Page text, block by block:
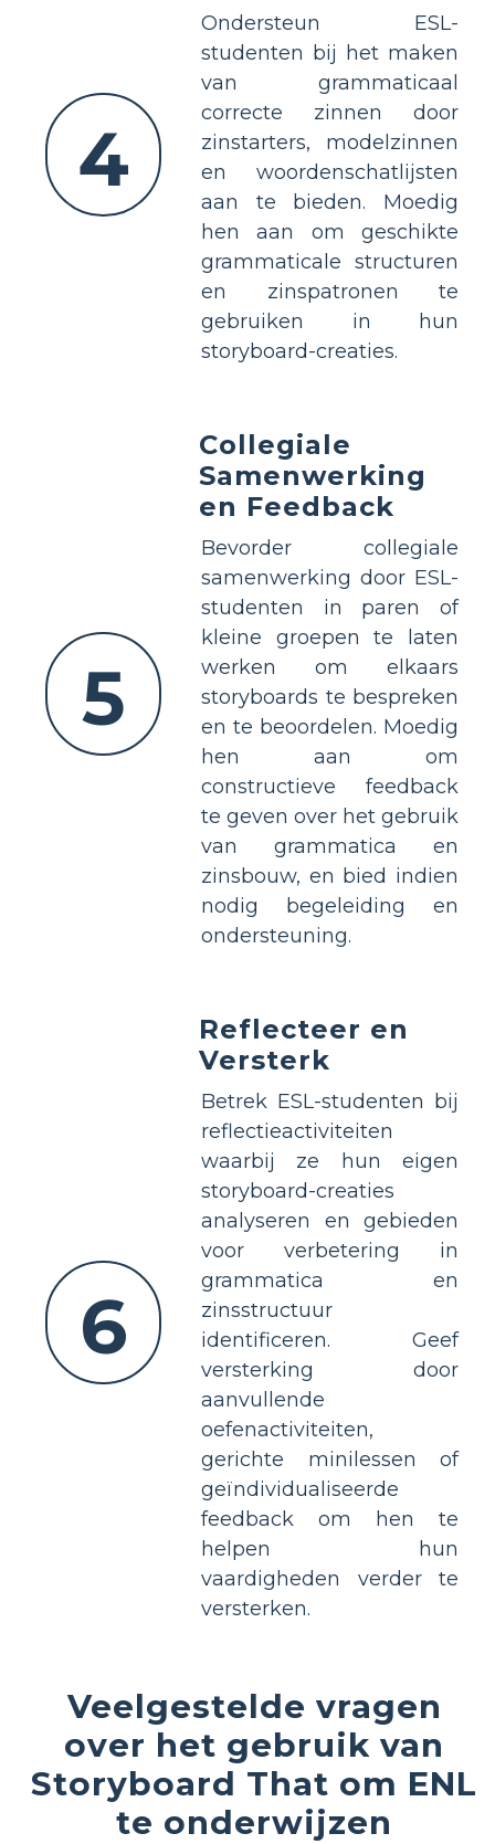
4
Ondersteun ESL-
studenten bij het maken
van grammaticaal
correcte zinnen door
zinstarters, modelzinnen
en woordenschatlijsten
aan te bieden. Moedig
hen aan om geschikte
grammaticale structuren
en zinspatronen te
gebruiken in hun
storyboard-creaties.
5
Collegiale
Samenwerking
en Feedback
Bevorder collegiale
samenwerking door ESL-
studenten in paren of
kleine groepen te laten
werken om elkaars
storyboards te bespreken
en te beoordelen. Moedig
hen aan om
constructieve feedback
te geven over het gebruik
van grammatica en
zinsbouw, en bied indien
nodig begeleiding en
ondersteuning.
6
Reflecteer en
Versterk
Betrek ESL-studenten bij
reflectieactiviteiten
waarbij ze hun eigen
storyboard-creaties
analyseren en gebieden
voor verbetering in
grammatica en
zinsstructuur
identificeren. Geef
versterking door
aanvullende
oefenactiviteiten,
gerichte minilessen of
geïndividualiseerde
feedback om hen te
helpen hun
vaardigheden verder te
versterken.
Veelgestelde vragen
over het gebruik van
Storyboard That om ENL
te onderwijzen